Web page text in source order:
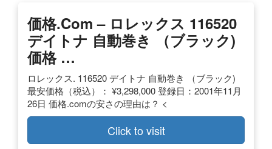
価格.com – ロレックス 116520
デイトナ 自動巻き （ブラック)
価格 …
ロレックス. 116520 デイトナ 自動巻き （ブラック)
最安価格（税込）： ¥3,298,000 登録日：2001年11月
26日 価格.comの安さの理由は？ <
Click to visit